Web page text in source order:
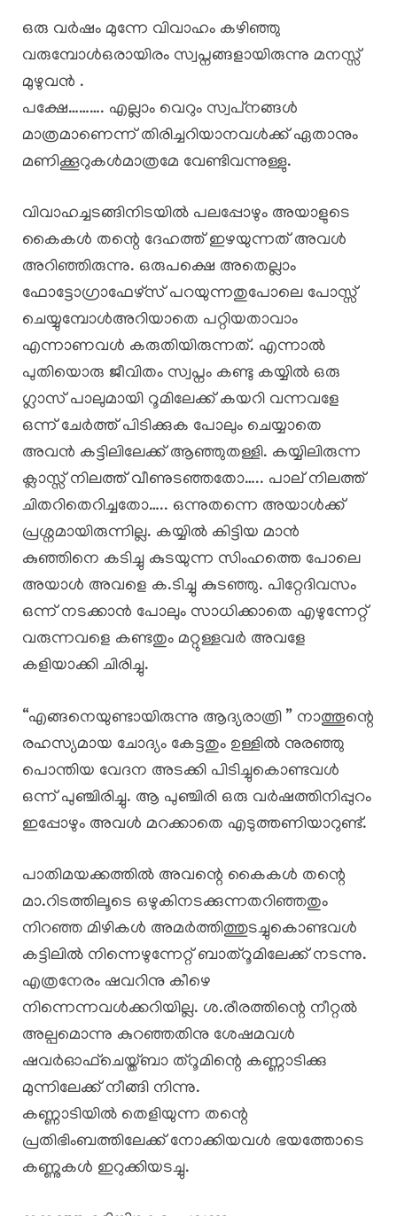
ഒരു വർഷം മുന്നേ വിവാഹം കഴിഞ്ഞു
വരുമ്പോൾഒരായിരം സ്വപ്നങ്ങളായിരുന്നു മനസ്സ്
മുഴുവൻ .
പക്ഷേ………. എല്ലാം വെറും സ്വപ്‌നങ്ങൾ
മാത്രമാണെന്ന് തിരിച്ചറിയാനവൾക്ക് ഏതാനും
മണിക്കൂറുകൾമാത്രമേ വേണ്ടിവന്നുള്ളു.
വിവാഹച്ചടങ്ങിനിടയിൽ പലപ്പോഴും അയാളുടെ
കൈകൾ തന്റെ ദേഹത്ത് ഇഴയുന്നത് അവൾ
അറിഞ്ഞിരുന്നു. ഒരുപക്ഷെ അതെല്ലാം
ഫോട്ടോഗ്രാഫേഴ്സ് പറയുന്നതുപോലെ പോസ്സ്
ചെയ്യുമ്പോൾഅറിയാതെ പറ്റിയതാവാം
എന്നാണവൾ കരുതിയിരുന്നത്. എന്നാൽ
പുതിയൊരു ജീവിതം സ്വപ്നം കണ്ടു കയ്യിൽ ഒരു
ഗ്ലാസ് പാലുമായി റൂമിലേക്ക് കയറി വന്നവളേ
ഒന്ന് ചേർത്ത് പിടിക്കുക പോലും ചെയ്യാതെ
അവൻ കട്ടിലിലേക്ക് ആഞ്ഞുതള്ളി. കയ്യിലിരുന്ന
ക്ലാസ്സ് നിലത്ത് വീണുടഞ്ഞതോ….. പാല് നിലത്ത്
ചിതറിതെറിച്ചതോ….. ഒന്നുതന്നെ അയാൾക്ക്
പ്രശ്നമായിരുന്നില്ല. കയ്യിൽ കിട്ടിയ മാൻ
കുഞ്ഞിനെ കടിച്ചു കുടയുന്ന സിംഹത്തെ പോലെ
അയാൾ അവളെ ക.ടിച്ചു കുടഞ്ഞു. പിറ്റേദിവസം
ഒന്ന് നടക്കാൻ പോലും സാധിക്കാതെ എഴുന്നേറ്റ്
വരുന്നവളെ കണ്ടതും മറ്റുള്ളവർ അവളേ
കളിയാക്കി ചിരിച്ചു.
“എങ്ങനെയുണ്ടായിരുന്നു ആദ്യരാത്രി ” നാത്തൂന്റെ
രഹസ്യമായ ചോദ്യം കേട്ടതും ഉള്ളിൽ നുരഞ്ഞു
പൊന്തിയ വേദന അടക്കി പിടിച്ചുകൊണ്ടവൾ
ഒന്ന് പുഞ്ചിരിച്ചു. ആ പുഞ്ചിരി ഒരു വർഷത്തിനിപ്പുറം
ഇപ്പോഴും അവൾ മറക്കാതെ എടുത്തണിയാറുണ്ട്.
പാതിമയക്കത്തിൽ അവന്റെ കൈകൾ തന്റെ
മാ.റിടത്തിലൂടെ ഒഴുകിനടക്കുന്നതറിഞ്ഞതും
നിറഞ്ഞ മിഴികൾ അമർത്തിത്തുടച്ചുകൊണ്ടവൾ
കട്ടിലിൽ നിന്നെഴുന്നേറ്റ് ബാത്‌റൂമിലേക്ക് നടന്നു.
എത്രനേരം ഷവറിനു കീഴെ
നിന്നെന്നവൾക്കറിയില്ല. ശ.രീരത്തിന്റെ നീറ്റൽ
അല്പമൊന്നു കുറഞ്ഞതിനു ശേഷമവൾ
ഷവർഓഫ്‌ചെയ്ത്ബാ ത്‌റൂമിന്റെ കണ്ണാടിക്കു
മുന്നിലേക്ക് നീങ്ങി നിന്നു.
കണ്ണാടിയിൽ തെളിയുന്ന തന്റെ
പ്രതിഭിംബത്തിലേക്ക് നോക്കിയവൾ ഭയത്തോടെ
കണ്ണുകൾ ഇറുക്കിയടച്ചു.